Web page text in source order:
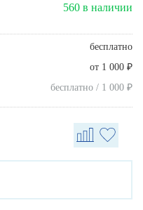
560 в наличии
бесплатно
от 1 000 ₽
бесплатно / 1 000 ₽